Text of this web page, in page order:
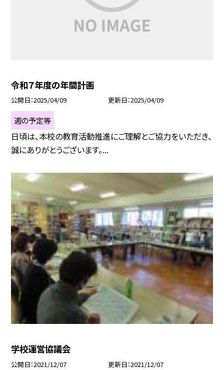
令和７年度の年間計画
公開日 2025/04/09 更新日 2025/04/09
週の予定等
日頃は、本校の教育活動推進にご理解とご協力をいただき、
誠にありがとうございます。...
学校運営協議会
公開日 2021/12/07 更新日 2021/12/07